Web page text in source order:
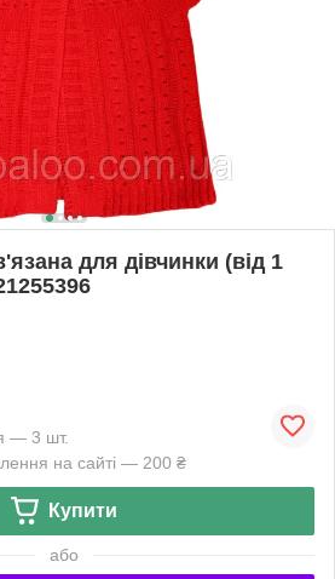
для дівчинки (від 1
— 3 шт.
на сайті — 200 ₴
Купити
або